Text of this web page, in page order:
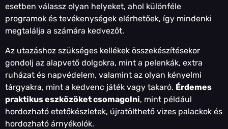
esetben válassz olyan helyeket, ahol különféle
programok és tevékenységek elérhetőek, így mindenki
megtalálja a számára kedvezőt.
Az utazáshoz szükséges kellékek összekészítésekor
gondolj az alapvető dolgokra, mint a pelenkák, extra
ruházat és napvédelem, valamint az olyan kényelmi
tárgyakra, mint a kedvenc játék vagy takaró. Érdemes
praktikus eszközöket csomagolni, mint például
hordozható etetőkészletek, újratölthető vizes palackok és
hordozható árnyékolók.